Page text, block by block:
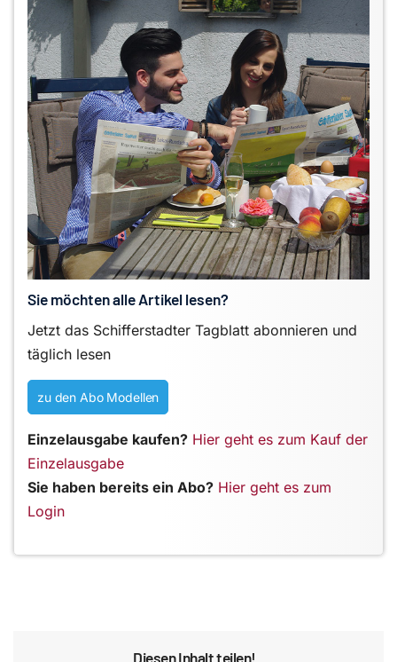
Sie möchten alle Artikel lesen?
Jetzt das Schifferstadter Tagblatt abonnieren und
täglich lesen
zu den Abo Modellen
Einzelausgabe kaufen? Hier geht es zum Kauf der
Einzelausgabe
Sie haben bereits ein Abo? Hier geht es zum
Login
Diesen Inhalt teilen!